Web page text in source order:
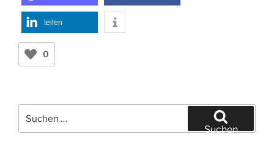
teilen
0
nach:
Suchen